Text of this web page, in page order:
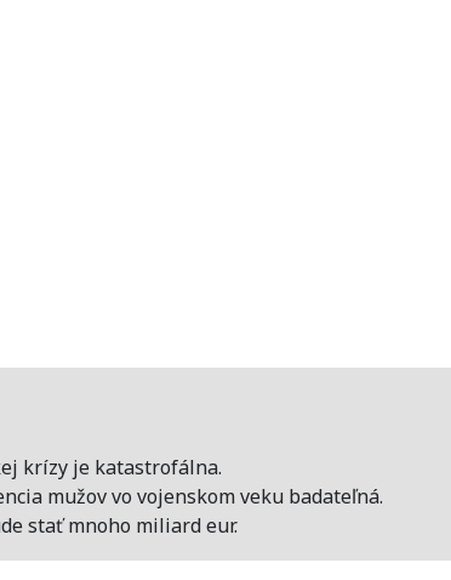
krízy je katastrofálna.
mužov vo vojenskom veku badateľná.
stať mnoho miliard eur.